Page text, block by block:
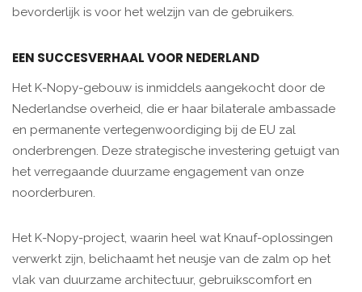
bevorderlijk is voor het welzijn van de gebruikers.
EEN SUCCESVERHAAL VOOR NEDERLAND
Het K-Nopy-gebouw is inmiddels aangekocht door de
Nederlandse overheid, die er haar bilaterale ambassade
en permanente vertegenwoordiging bij de EU zal
onderbrengen. Deze strategische investering getuigt van
het verregaande duurzame engagement van onze
noorderburen.
Het K-Nopy-project, waarin heel wat Knauf-oplossingen
verwerkt zijn, belichaamt het neusje van de zalm op het
vlak van duurzame architectuur, gebruikscomfort en